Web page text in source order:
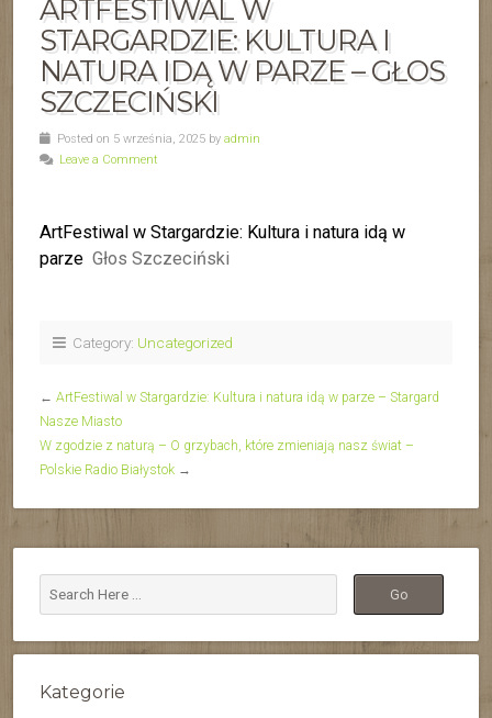
ARTFESTIWAL W
STARGARDZIE: KULTURA I
NATURA IDĄ W PARZE – GŁOS
SZCZECIŃSKI
Posted on 5 września, 2025 by admin
Leave a Comment
ArtFestiwal w Stargardzie: Kultura i natura idą w
parze Głos Szczeciński
Category: Uncategorized
← ArtFestiwal w Stargardzie: Kultura i natura idą w parze – Stargard
Nasze Miasto
W zgodzie z naturą – O grzybach, które zmieniają nasz świat –
Polskie Radio Białystok →
Kategorie